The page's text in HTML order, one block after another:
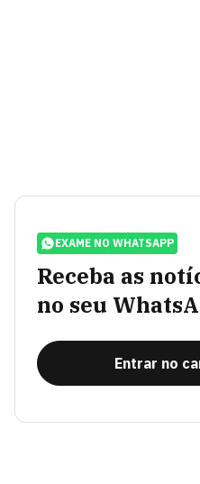
EXAME NO WHATSAPP
Receba as
no seu
Entrar no